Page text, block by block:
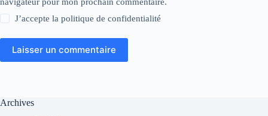
J’accepte lapolitique de confidentialité
Laisser un commentaire
Archives